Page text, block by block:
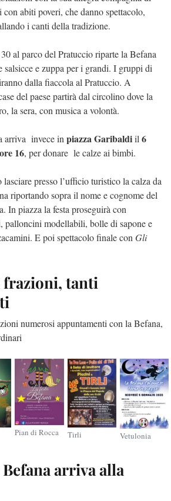
abiti poveri, che danno spettacolo,
i canti della tradizione.
al parco del Pratuccio riparte la Befana
e zuppa per i grandi. I gruppi di
dalla fiaccola al Pratuccio. A
del paese partirà dal circolino dove la
la sera, con musica a volontà.
arriva invece in piazza Garibaldiil 6
16, per donare le calze ai bimbi.
lasciare presso l’ufficio turistico la calza da
riportando sopra il nome e cognome del
In piazza la festa proseguirà con
palloncini modellabili, bolle di sapone e
E poi spettacolo finale con Gli
frazioni, tanti
numerosi appuntamenti con la Befana,
Pian di Rocca Tirli Vetulonia
arriva alla